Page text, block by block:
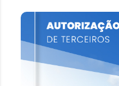
Através do APP